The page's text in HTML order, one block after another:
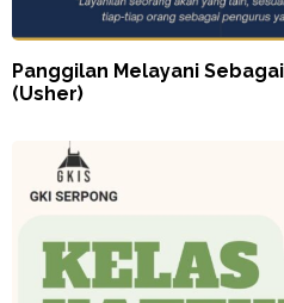
Panggilan Melayani
(Usher)